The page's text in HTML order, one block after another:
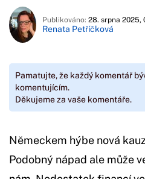
Publikováno: 28. srpna 2025,
Renata Petříčková
Pamatujte, že každý komentář
komentujícím.
Děkujeme za vaše komentáře.
Německem hýbe nová
Podobný nápad ale může